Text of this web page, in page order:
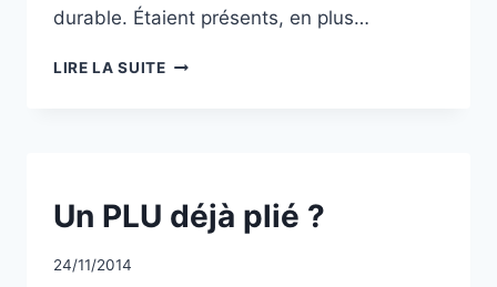
durable. Étaient présents, en plus…
LIRE LA SUITEUNE
PLU
DE
NON
CLASSÉ
Un PLU déjà plié ?
Par
24/11/2014